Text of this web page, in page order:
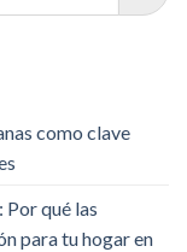
como clave
qué las
para tu hogar en